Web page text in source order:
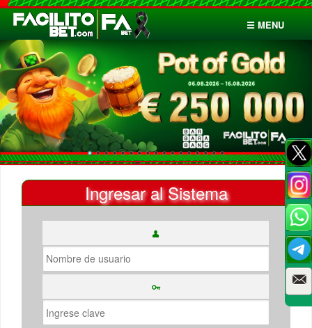
☰ MENU
Inicio
Apuestas
Cuentas
Ingresar al Sistema